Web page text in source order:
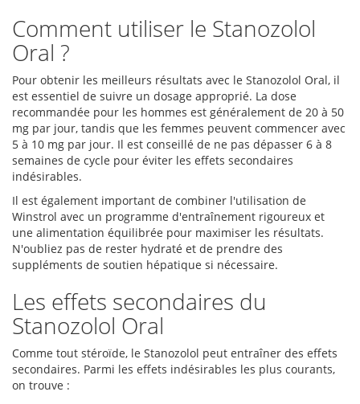
Comment utiliser le Stanozolol
Oral ?
Pour obtenir les meilleurs résultats avec le Stanozolol Oral, il
est essentiel de suivre un dosage approprié. La dose
recommandée pour les hommes est généralement de 20 à 50
mg par jour, tandis que les femmes peuvent commencer avec
5 à 10 mg par jour. Il est conseillé de ne pas dépasser 6 à 8
semaines de cycle pour éviter les effets secondaires
indésirables.
Il est également important de combiner l'utilisation de
Winstrol avec un programme d'entraînement rigoureux et
une alimentation équilibrée pour maximiser les résultats.
N'oubliez pas de rester hydraté et de prendre des
suppléments de soutien hépatique si nécessaire.
Les effets secondaires du
Stanozolol Oral
Comme tout stéroïde, le Stanozolol peut entraîner des effets
secondaires. Parmi les effets indésirables les plus courants,
on trouve :